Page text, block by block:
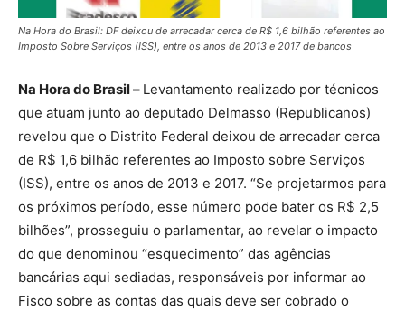
Na Hora do Brasil: DF deixou de arrecadar cerca de R$ 1,6 bilhão referentes ao
Imposto Sobre Serviços (ISS), entre os anos de 2013 e 2017 de bancos
Na Hora do Brasil – Levantamento realizado por técnicos
que atuam junto ao deputado Delmasso (Republicanos)
revelou que o Distrito Federal deixou de arrecadar cerca
de R$ 1,6 bilhão referentes ao Imposto sobre Serviços
(ISS), entre os anos de 2013 e 2017. “Se projetarmos para
os próximos período, esse número pode bater os R$ 2,5
bilhões”, prosseguiu o parlamentar, ao revelar o impacto
do que denominou “esquecimento” das agências
bancárias aqui sediadas, responsáveis por informar ao
Fisco sobre as contas das quais deve ser cobrado o